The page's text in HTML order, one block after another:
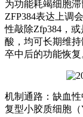
为功能耗竭细胞
ZFP384表达上调
性敲除Zfp384，
酸，均可长期维
卒中后的功能恢复
机制通路：缺血
复型小胶质细胞